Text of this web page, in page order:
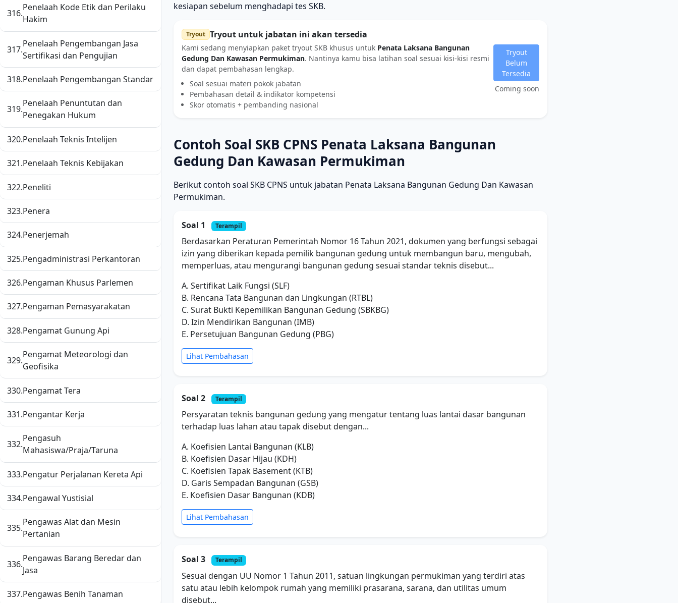
316.
Penelaah Kode Etik dan Perilaku
Hakim
317.
Penelaah Pengembangan Jasa
Sertifikasi dan Pengujian
318.Penelaah Pengembangan Standar
319.
Penelaah Penuntutan dan
Penegakan Hukum
320.Penelaah Teknis Intelijen
321.Penelaah Teknis Kebijakan
322.Peneliti
323.Penera
324.Penerjemah
325.Pengadministrasi Perkantoran
326.Pengaman Khusus Parlemen
327.Pengaman Pemasyarakatan
328.Pengamat Gunung Api
329.
Pengamat Meteorologi dan
Geofisika
330.Pengamat Tera
331.Pengantar Kerja
332.
Pengasuh
Mahasiswa/Praja/Taruna
333.Pengatur Perjalanan Kereta Api
334.Pengawal Yustisial
335.
Pengawas Alat dan Mesin
Pertanian
336.
Pengawas Barang Beredar dan
Jasa
337.Pengawas Benih Tanaman
kesiapan sebelum menghadapi tes SKB.
Tryout Tryout untuk jabatan ini akan tersedia
Kami sedang menyiapkan paket tryout SKB khusus untuk Penata Laksana Bangunan
Gedung Dan Kawasan Permukiman. Nantinya kamu bisa latihan soal sesuai kisi-kisi resmi
dan dapat pembahasan lengkap.
Soal sesuai materi pokok jabatan
Pembahasan detail & indikator kompetensi
Skor otomatis + pembanding nasional
Tryout
Belum
Tersedia
Coming soon
Contoh Soal SKB CPNS Penata Laksana Bangunan
Gedung Dan Kawasan Permukiman
Berikut contoh soal SKB CPNS untuk jabatan Penata Laksana Bangunan Gedung Dan Kawasan
Permukiman.
Soal 1 Terampil
Berdasarkan Peraturan Pemerintah Nomor 16 Tahun 2021, dokumen yang berfungsi sebagai
izin yang diberikan kepada pemilik bangunan gedung untuk membangun baru, mengubah,
memperluas, atau mengurangi bangunan gedung sesuai standar teknis disebut...
A. Sertifikat Laik Fungsi (SLF)
B. Rencana Tata Bangunan dan Lingkungan (RTBL)
C. Surat Bukti Kepemilikan Bangunan Gedung (SBKBG)
D. Izin Mendirikan Bangunan (IMB)
E. Persetujuan Bangunan Gedung (PBG)
Lihat Pembahasan
Soal 2 Terampil
Persyaratan teknis bangunan gedung yang mengatur tentang luas lantai dasar bangunan
terhadap luas lahan atau tapak disebut dengan...
A. Koefisien Lantai Bangunan (KLB)
B. Koefisien Dasar Hijau (KDH)
C. Koefisien Tapak Basement (KTB)
D. Garis Sempadan Bangunan (GSB)
E. Koefisien Dasar Bangunan (KDB)
Lihat Pembahasan
Soal 3 Terampil
Sesuai dengan UU Nomor 1 Tahun 2011, satuan lingkungan permukiman yang terdiri atas
satu atau lebih kelompok rumah yang memiliki prasarana, sarana, dan utilitas umum
disebut...